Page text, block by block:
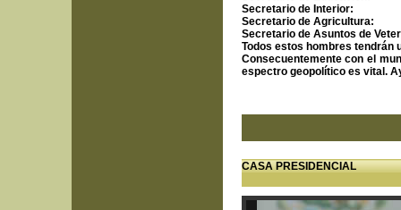
Secretario de Interior:
Secretario de Agricultura:
Secretario de Asuntos de
Todos estos hombres tendrán
Consecuentemente con el
espectro geopolítico es vital.
CASA PRESIDENCIAL